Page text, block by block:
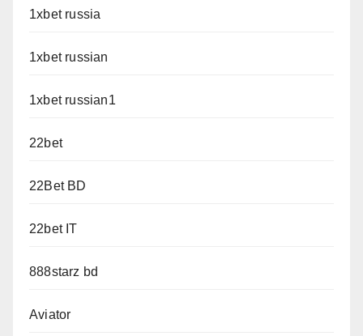
1xbet russia
1xbet russian
1xbet russian1
22bet
22Bet BD
22bet IT
888starz bd
Aviator